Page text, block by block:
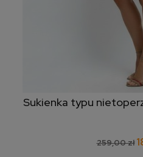
Sukienka typu
259,00 zł